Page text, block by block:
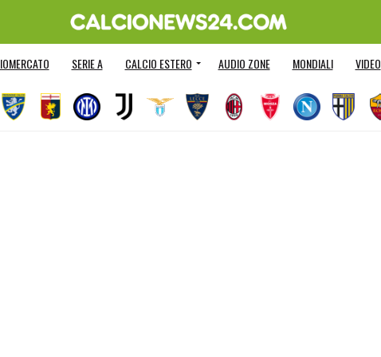
SERIE A CALCIO ESTERO AUDIO ZONE MONDIALI VIDEO